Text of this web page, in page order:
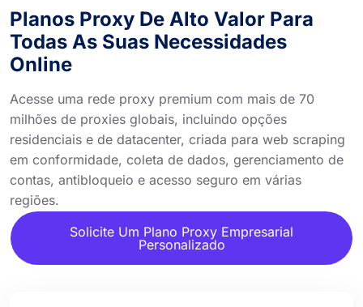
Planos Proxy De Alto Valor Para
Todas As Suas Necessidades
Online
Acesse uma rede proxy premium com mais de 70
milhões de proxies globais, incluindo opções
residenciais e de datacenter, criada para web scraping
em conformidade, coleta de dados, gerenciamento de
contas, antibloqueio e acesso seguro em várias
regiões.
Solicite Um Plano Proxy Empresarial
Personalizado